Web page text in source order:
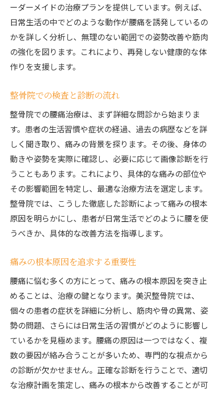
ーダーメイドの治療プランを提供しています。例えば、
日常生活の中でどのような動作が腰痛を誘発しているの
かを詳しく分析し、無理のない範囲での姿勢改善や筋肉
の強化を図ります。これにより、再発しない健康的な体
作りを支援します。
整骨院での検査と診断の流れ
整骨院での腰痛治療は、まず詳細な問診から始まりま
す。患者の生活習慣や症状の経過、過去の病歴などを詳
しく聞き取り、痛みの背景を探ります。その後、身体の
動きや姿勢を実際に確認し、必要に応じて画像診断を行
うこともあります。これにより、具体的な痛みの部位や
その影響範囲を特定し、最適な治療方法を選定します。
整骨院では、こうした徹底した診断によって痛みの根本
原因を明らかにし、患者が日常生活でどのように腰を使
うべきか、具体的な改善方法を指導します。
痛みの根本原因を追求する重要性
腰痛に悩む多くの方にとって、痛みの根本原因を突き止
めることは、治療の鍵となります。美沢整骨院では、
個々の患者の症状を詳細に分析し、筋肉や骨の異常、姿
勢の問題、さらには日常生活の習慣がどのように影響し
ているかを見極めます。腰痛の原因は一つではなく、複
数の要因が絡み合うことが多いため、専門的な視点から
の診断が欠かせません。正確な診断を行うことで、適切
な治療計画を策定し、痛みの根本から改善することが可